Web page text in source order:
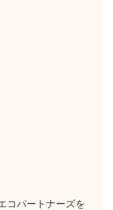
コパートナーズを